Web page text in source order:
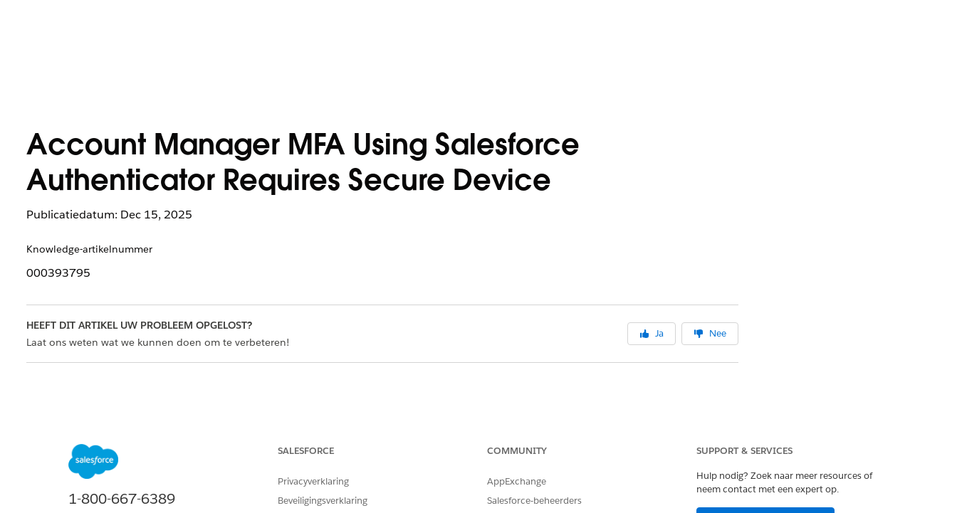
Account Manager MFA Using Salesforce
Authenticator Requires Secure Device
Publicatiedatum: Dec 15, 2025
Knowledge-artikelnummer
000393795
HEEFT DIT ARTIKEL UW PROBLEEM OPGELOST?
Laat ons weten wat we kunnen doen om te verbeteren!
Ja Nee
1-800-667-6389
SALESFORCE
Privacyverklaring
Beveiligingsverklaring
COMMUNITY
AppExchange
Salesforce-beheerders
SUPPORT & SERVICES
Hulp nodig? Zoek naar meer resources of
neem contact met een expert op.